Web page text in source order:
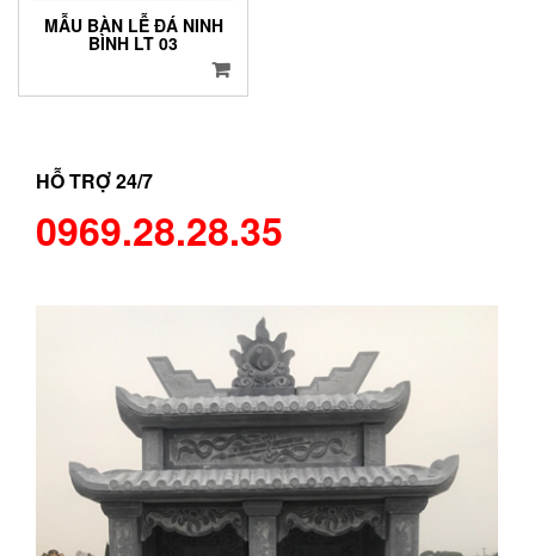
MẪU BÀN LỄ ĐÁ NINH
BÌNH LT 03
HỖ TRỢ 24/7
0969.28.28.35